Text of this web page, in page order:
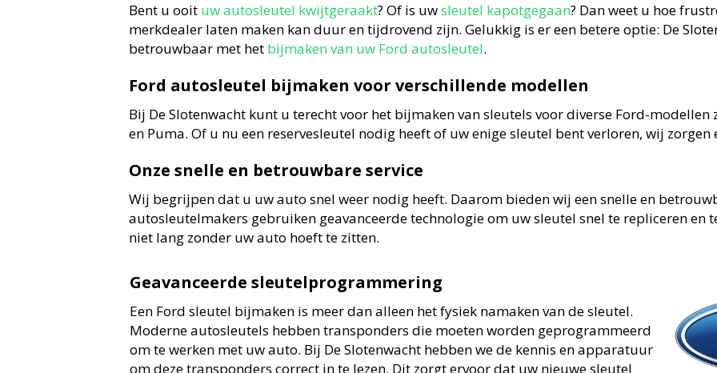
Bent u ooit uw autosleutel kwijtgeraakt? Of is uwsleutel kapotgegaan? Dan weet u hoe
merkdealer laten maken kan duur en tijdrovend zijn. Gelukkig is er een betere optie: De
betrouwbaar met het bijmaken van uw Ford autosleutel.
Ford autosleutel bijmaken voor verschillende modellen
Bij De Slotenwacht kunt u terecht voor het bijmaken van sleutels voor diverse Ford-modellen
en Puma. Of u nu een reservesleutel nodig heeft of uw enige sleutel bent verloren, wij
Onze snelle en betrouwbare service
Wij begrijpen dat u uw auto snel weer nodig heeft. Daarom bieden wij een snelle en
autosleutelmakers gebruiken geavanceerde technologie om uw sleutel snel te repliceren en
niet lang zonder uw auto hoeft te zitten.
Geavanceerde sleutelprogrammering
Een Ford sleutel bijmaken is meer dan alleen het fysiek namaken van de sleutel.
Moderne autosleutels hebben transponders die moeten worden geprogrammeerd
om te werken met uw auto. Bij De Slotenwacht hebben we de kennis en apparatuur
om deze transponders correct in te lezen. Dit zorgt ervoor dat uw nieuwe sleutel